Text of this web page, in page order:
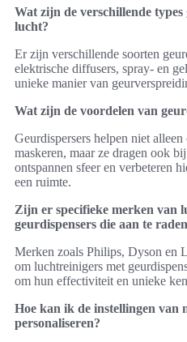
Wat zijn de verschillende types
lucht?
Er zijn verschillende soorten
elektrische diffusers, spray- en
unieke manier van
Wat zijn de voordelen van
Geurdispersers helpen niet
maskeren, maar ze dragen ook
ontspannen sfeer en verbeteren
een ruimte.
Zijn er specifieke merken van
geurdispensers die aan te
Merken zoals Philips, Dyson en
om luchtreinigers met
om hun effectiviteit en unieke
Hoe kan ik de instellingen van
personaliseren?